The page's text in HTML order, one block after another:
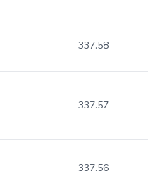
337.58
337.57
337.56